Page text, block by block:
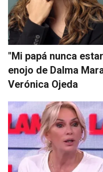
"Mi papá nunca
enojo de Dalma
Verónica Ojeda